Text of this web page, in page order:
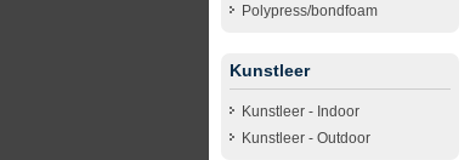
Polypress/bondfoam
Kunstleer
Kunstleer - Indoor
Kunstleer - Outdoor